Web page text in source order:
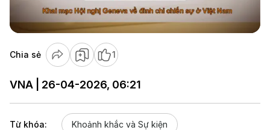
Video
Chia sẻ 1
VNA | 26-04-2026, 06:21
Từ khóa: Khoảnh khắc và Sự kiện